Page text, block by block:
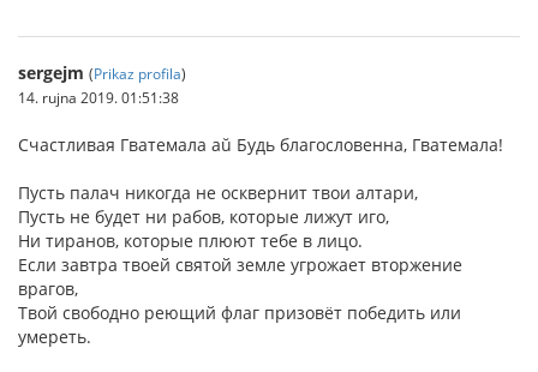
sergejm (Prikaz profila)
14. rujna 2019. 01:51:38
Счастливая Гватемала aŭ Будь благословенна, Гватемала!
Пусть палач никогда не осквернит твои алтари,
Пусть не будет ни рабов, которые лижут иго,
Ни тиранов, которые плюют тебе в лицо.
Если завтра твоей святой земле угрожает вторжение
врагов,
Твой свободно реющий флаг призовёт победить или
умереть.